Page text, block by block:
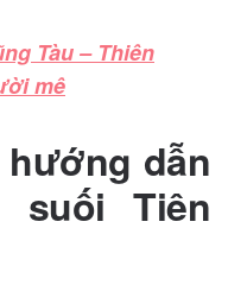
Tàu – Thiên
mê
hướng dẫn
suối Tiên